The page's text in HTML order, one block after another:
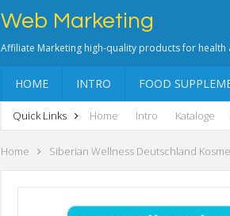
Web Marketing
Affiliate Marketing high-quality products for
HOME INTRO FOOD
Quick Links Home Intro Kataloge
Home Siberian Wellness Deutschland